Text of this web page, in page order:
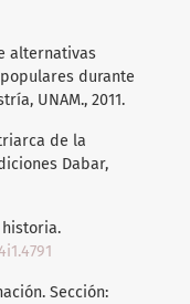
alternativas
durante
UNAM., 2011.
de la
Dabar,
historia.
Sección: